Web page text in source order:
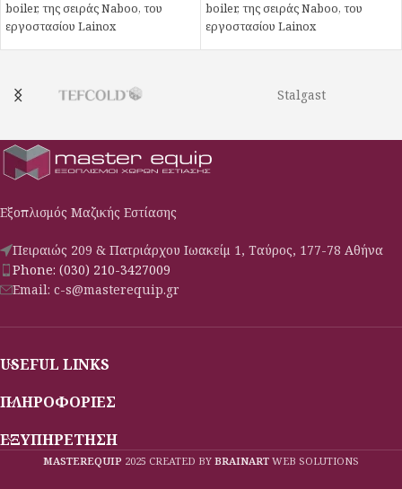
boiler, της σειράς Naboo, του
εργοστασίου Lainox
boiler, της σειράς Naboo, του
εργοστασίου Lainox
Stalgast
Εξοπλισμός Μαζικής Εστίασης
Πειραιώς 209 & Πατριάρχου Ιωακείμ 1, Ταύρος, 177-78 Αθήνα
Phone: (030) 210-3427009
Email: c-s@masterequip.gr
USEFUL LINKS
ΠΛΗΡΟΦΟΡΙΕΣ
ΕΞΥΠΗΡΕΤΗΣΗ
MASTEREQUIP 2025 CREATED BY BRAINART WEB SOLUTIONS